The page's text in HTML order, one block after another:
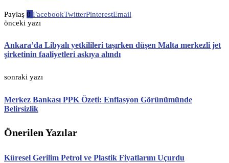
Paylaş 0 FacebookTwitterPinterestEmail
önceki yazı
Ankara’da Libyalı yetkilileri taşırken düşen Malta merkezli jet
şirketinin faaliyetleri askıya alındı
sonraki yazı
Merkez Bankası PPK Özeti: Enflasyon Görünümünde
Belirsizlik
Önerilen Yazılar
Küresel Gerilim Petrol ve Plastik Fiyatlarını Uçurdu